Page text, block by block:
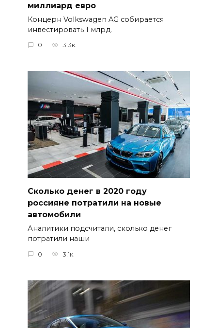
миллиард евро
Концерн Volkswagen AG собирается
инвестировать 1 млрд.
0 3.3к.
Сколько денег в 2020 году
россияне потратили на новые
автомобили
Аналитики подсчитали, сколько денег
потратили наши
0 3.1к.